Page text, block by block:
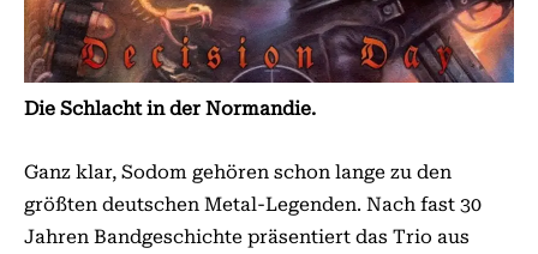
Die Schlacht in der Normandie.
Ganz klar, Sodom gehören schon lange zu den
größten deutschen Metal-Legenden. Nach fast 30
Jahren Bandgeschichte präsentiert das Trio aus